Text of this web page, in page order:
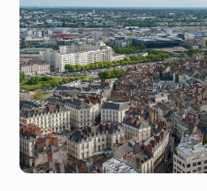
ramonage,
entretien
poêle à
granulés